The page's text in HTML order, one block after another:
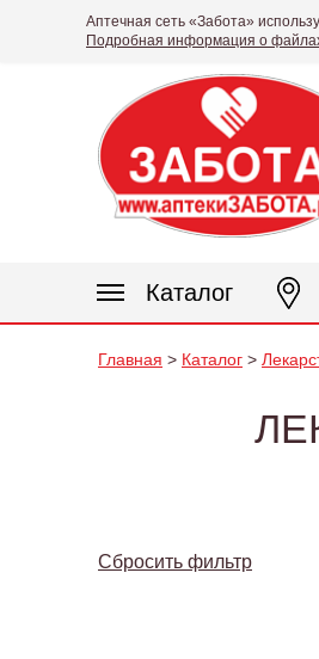
Аптечная сеть «Забота»
Подробная информация о
Каталог
Главная > Каталог >
Сбросить фильтр